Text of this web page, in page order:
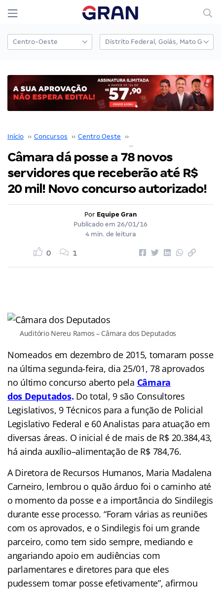
Início ›› Concursos ›› Centro Oeste ››
Câmara dá posse a 78 novos
servidores que receberão até R$
20 mil! Novo concurso autorizado!
Por Equipe Gran
Publicado em 26/01/16
4 min. de leitura
0 1
Auditório Nereu Ramos – Câmara dos Deputados
Nomeados em dezembro de 2015, tomaram posse
na última segunda-feira, dia 25/01, 78 aprovados
no último concurso aberto pela Câmara
dos Deputados. Do total, 9 são Consultores
Legislativos, 9 Técnicos para a função de Policial
Legislativo Federal e 60 Analistas para atuação em
diversas áreas. O inicial é de mais de R$ 20.384,43,
há ainda auxílio–alimentação de R$ 784,76.
A Diretora de Recursos Humanos, Maria Madalena
Carneiro, lembrou o quão árduo foi o caminho até
o momento da posse e a importância do Sindilegis
durante esse processo. “Foram várias as reuniões
com os aprovados, e o Sindilegis foi um grande
parceiro, como tem sido sempre, mediando e
angariando apoio em audiências com
parlamentares e diretores para que eles
pudessem tomar posse efetivamente”, afirmou